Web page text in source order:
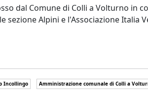
dal Comune di Colli a Volturno in
sezione Alpini e l'Associazione Italia
Incollingo Amministrazione comunale di Colli a